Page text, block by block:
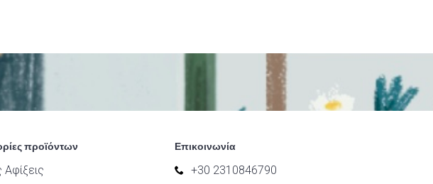
προϊόντων Επικοινωνία
+30 2310846790